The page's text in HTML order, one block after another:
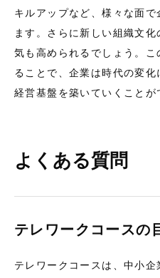
キルアップなど、様々な面
ます。さらに新しい組織文
気も高められるでしょう。
ることで、企業は時代の変
経営基盤を築いていくことが
よくある質問
テレワークコースの
テレワークコースは、中小